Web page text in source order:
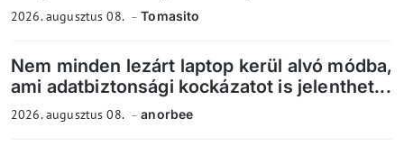
2026. augusztus 08. Tomasito
Nem minden lezárt laptop kerül alvó módba,
ami adatbiztonsági kockázatot is jelenthet...
2026. augusztus 08. anorbee